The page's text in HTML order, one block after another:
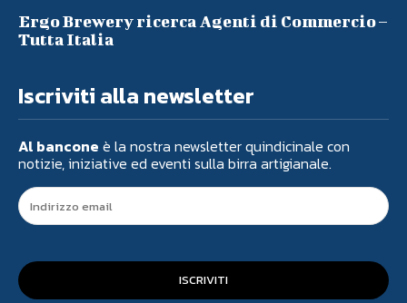
Ergo Brewery ricerca Agenti di Commercio –
Tutta Italia
Iscriviti alla newsletter
Al bancone è la nostra newsletter quindicinale con
notizie, iniziative ed eventi sulla birra artigianale.
ISCRIVITI